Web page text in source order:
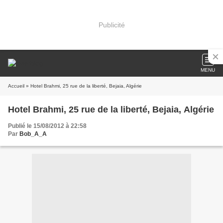
Publicité
MENU
Accueil » Hotel Brahmi, 25 rue de la liberté, Bejaia, Algérie
Hotel Brahmi, 25 rue de la liberté, Bejaia, Algérie
Publié le 15/08/2012 à 22:58
Par Bob_A_A